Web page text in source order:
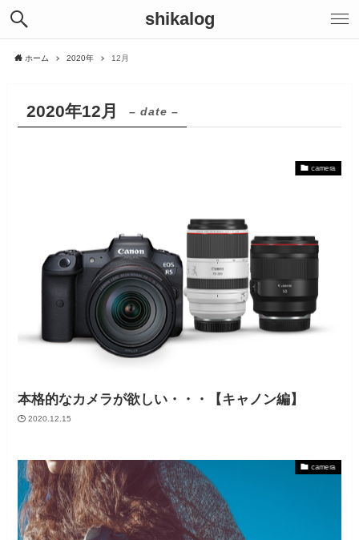
shikalog
ホーム 2020年 12月
2020年12月 – date –
camera
本格的なカメラが欲しい・・・【キャノン編】
2020.12.15
camera